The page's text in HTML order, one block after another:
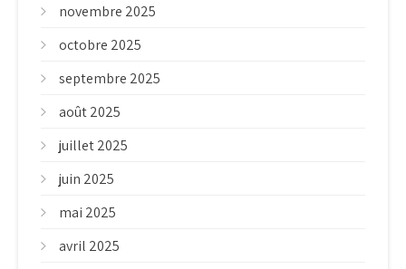
novembre 2025
octobre 2025
septembre 2025
août 2025
juillet 2025
juin 2025
mai 2025
avril 2025